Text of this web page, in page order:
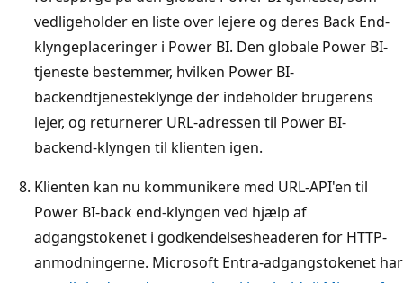
vedligeholder en liste over lejere og deres Back End-
klyngeplaceringer i Power BI. Den globale Power BI-
tjeneste bestemmer, hvilken Power BI-
backendtjenesteklynge der indeholder brugerens
lejer, og returnerer URL-adressen til Power BI-
backend-klyngen til klienten igen.
Klienten kan nu kommunikere med URL-API'en til
Power BI-back end-klyngen ved hjælp af
adgangstokenet i godkendelsesheaderen for HTTP-
anmodningerne. Microsoft Entra-adgangstokenet har